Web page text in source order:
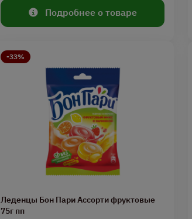
Подробнее о товаре
-33%
Леденцы Бон Пари Ассорти фруктовые
75г пп